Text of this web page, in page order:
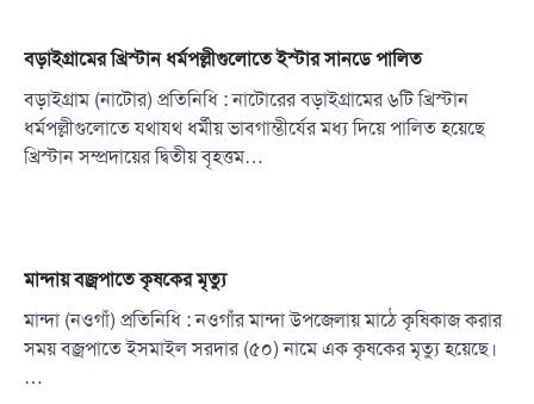
বড়াইগ্রামের খ্রিস্টান ধর্মপল্লীগুলোতে ইস্টার সানডে পালিত
বড়াইগ্রাম (নাটোর) প্রতিনিধি : নাটোরের বড়াইগ্রামের ৬টি খ্রিস্টান
ধর্মপল্লীগুলোতে যথাযথ ধর্মীয় ভাবগাম্ভীর্যের মধ্য দিয়ে পালিত হয়েছে
খ্রিস্টান সম্প্রদায়ের দ্বিতীয় বৃহত্তম…
মান্দায় বজ্রপাতে কৃষকের মৃত্যু
মান্দা (নওগাঁ) প্রতিনিধি : নওগাঁর মান্দা উপজেলায় মাঠে কৃষিকাজ করার
সময় বজ্রপাতে ইসমাইল সরদার (৫০) নামে এক কৃষকের মৃত্যু হয়েছে।
…